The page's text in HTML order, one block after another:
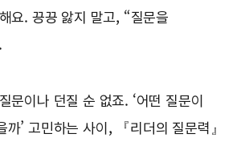
요. 끙끙 앓지 말고, “질문을
문이나 던질 순 없죠. ‘어떤 질문이
까’ 고민하는 사이, 『리더의 질문력』